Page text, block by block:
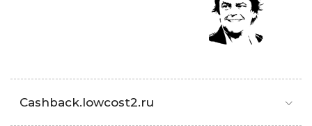
Cashback.lowcost2.ru